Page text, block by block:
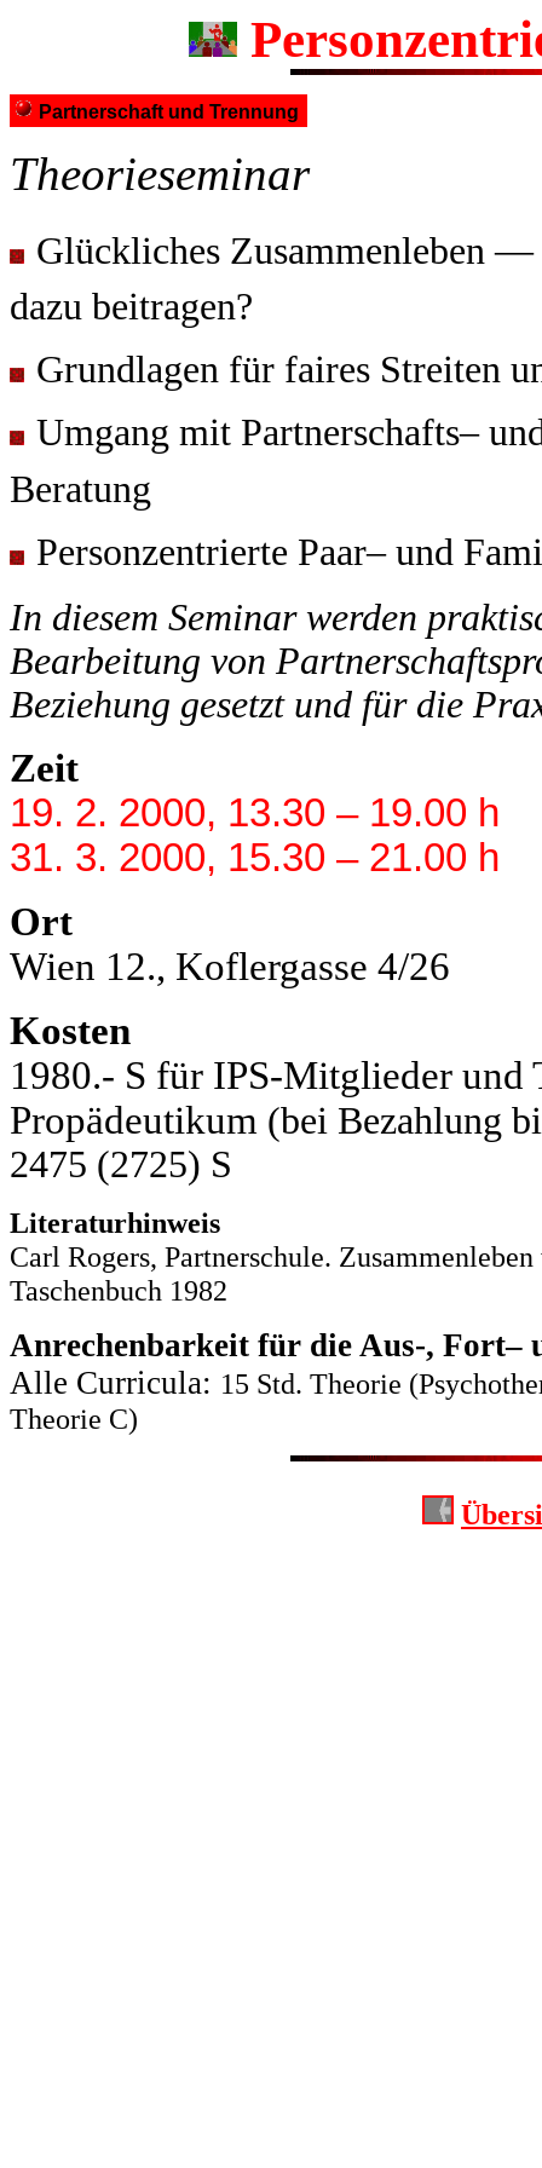
Partnerschaft und Trennung
Theorieseminar
Glückliches Zusammenleben —
dazu beitragen?
Grundlagen für faires Streiten
Umgang mit Partnerschafts–
Beratung
Personzentrierte Paar– und
In diesem Seminar werden
Bearbeitung von
Beziehung gesetzt und für die
Zeit
19. 2. 2000, 13.30 – 19.00 h
31. 3. 2000, 15.30 – 21.00 h
Ort
Wien 12., Koflergasse 4/26
Kosten
1980.- S für IPS-Mitglieder und
Propädeutikum (bei Bezahlung
2475 (2725) S
Literaturhinweis
Carl Rogers, Partnerschule.
Taschenbuch 1982
Anrechenbarkeit für die Aus-, Fort–
Alle Curricula: 15 Std. Theorie
Theorie C)